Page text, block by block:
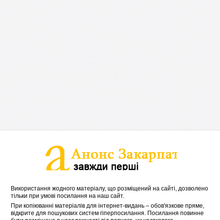
Використання жодного матеріалу, що розміщений на сайті, дозволено
тільки при умові посилання на наш сайт.
При копіюванні матеріалів для інтернет-видань – обов'язкове пряме,
відкрите для пошукових систем гіперпосилання. Посилання повинне